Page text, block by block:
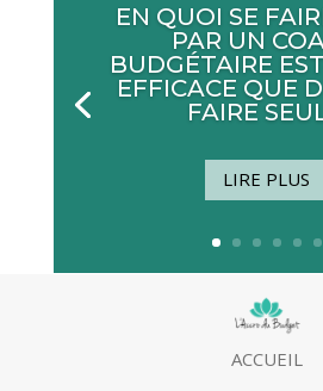
EN QUOI SE
PAR UN
BUDGÉTAIRE
EFFICACE QUE
FAIRE
LIRE PLUS
ACCUEIL